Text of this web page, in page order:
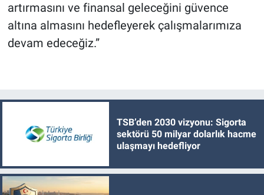
artırmasını ve finansal geleceğini güvence
altına almasını hedefleyerek çalışmalarımıza
devam edeceğiz.”
TSB’den 2030 vizyonu: Sigorta
sektörü 50 milyar dolarlık hacme
ulaşmayı hedefliyor